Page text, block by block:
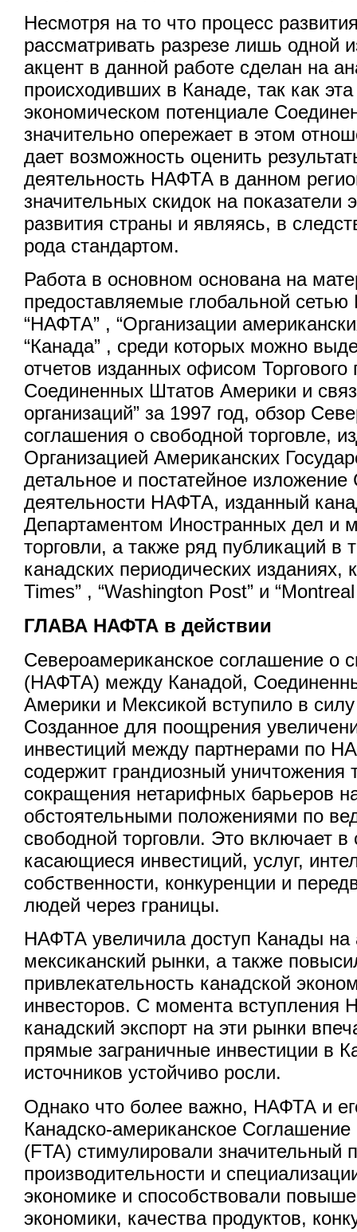
Несмотря на то что процесс
рассматривать разрезе лишь одной
акцент в данной работе сделан на
происходивших в Канаде, так как
экономическом потенциале
значительно опережает в этом
дает возможность оценить
деятельность НАФТА в данном
значительных скидок на показатели
развития страны и являясь, в
рода стандартом.
Работа в основном основана на
предоставляемые глобальной сетью
“НАФТА” , “Организации
“Канада” , среди которых можно
отчетов изданных офисом Торгового
Соединенных Штатов Америки и
организаций” за 1997 год, обзор
соглашения о свободной торговле,
Организацией Американских
детальное и постатейное
деятельности НАФТА, изданный
Департаментом Иностранных дел и
торговли, а также ряд публикаций в
канадских периодических изданиях,
Times” , “Washington Post” и
ГЛАВА НАФТА в действии
Североамериканское соглашение о
(НАФТА) между Канадой,
Америки и Мексикой вступило в
Созданное для поощрения
инвестиций между партнерами по
содержит грандиозный уничтожения
сокращения нетарифных барьеров
обстоятельными положениями по
свободной торговли. Это включает в
касающиеся инвестиций, услуг,
собственности, конкуренции и
людей через границы.
НАФТА увеличила доступ Канады на
мексиканский рынки, а также
привлекательность канадской
инвесторов. С момента вступления
канадский экспорт на эти рынки
прямые заграничные инвестиции в
источников устойчиво росли.
Однако что более важно, НАФТА и
Канадско-американское Соглашение
(FTA) стимулировали значительный
производительности и
экономике и способствовали
экономики, качества продуктов,